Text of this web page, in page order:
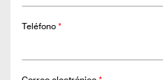
Teléfono *